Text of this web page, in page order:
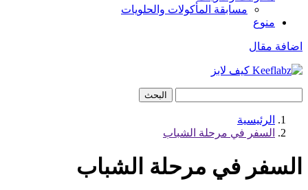
مسابقة المأكولات والحلويات
منوع
اضافة مقال
البحث
الرئيسية
السفر في مرحلة الشباب
السفر في مرحلة الشباب